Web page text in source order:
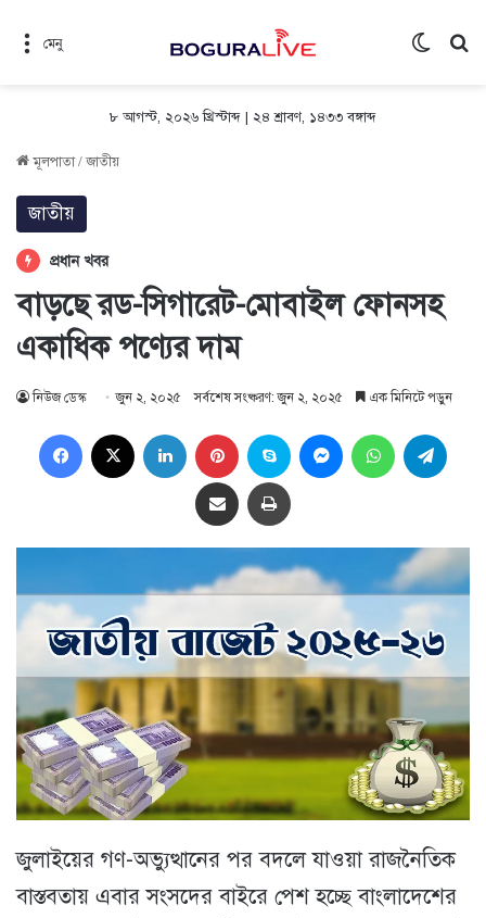
মেনু
৮ আগস্ট, ২০২৬ খ্রিস্টাব্দ | ২৪ শ্রাবণ, ১৪৩৩ বঙ্গাব্দ
মূলপাতা/জাতীয়
জাতীয়
প্রধান খবর
বাড়ছে রড-সিগারেট-মোবাইল ফোনসহ
একাধিক পণ্যের দাম
নিউজ ডেস্ক জুন ২, ২০২৫ সর্বশেষ সংষ্করণ: জুন ২, ২০২৫ এক মিনিটে পড়ুন
Facebook LinkedIn Pinterest Skype MessengerWhatsApp
Share via Email প্রিন্ট
জুলাইয়ের গণ-অভ্যুত্থানের পর বদলে যাওয়া রাজনৈতিক
বাস্তবতায় এবার সংসদের বাইরে পেশ হচ্ছে বাংলাদেশের